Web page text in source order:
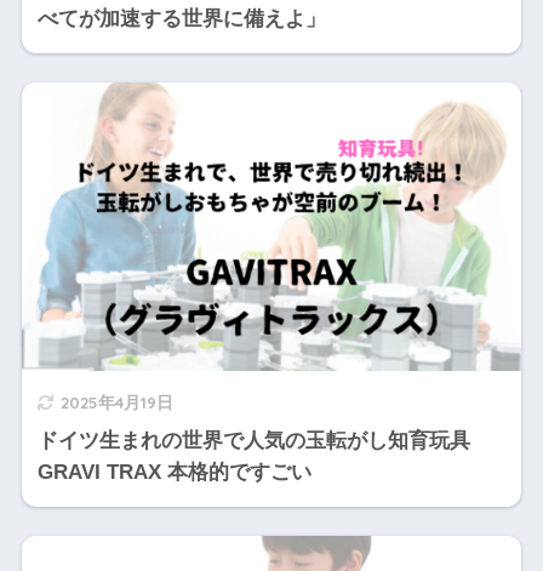
べてが加速する世界に備えよ」
2025年4月19日
ドイツ生まれの世界で人気の玉転がし知育玩具
GRAVI TRAX 本格的ですごい